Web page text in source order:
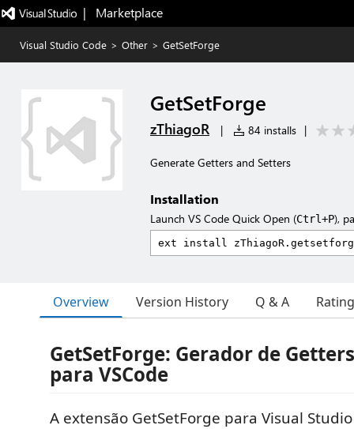
|   Marketplace
Visual Studio Code > Other > GetSetForge
GetSetForge
zThiagoR | 84 installs |
Generate Getters and Setters
Installation
Launch VS Code Quick Open (Ctrl+P),
Overview Version History Q & A
GetSetForge: Gerador de
para VSCode
A extensão GetSetForge para Visual